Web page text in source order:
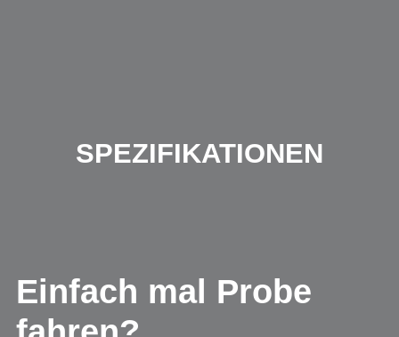
SPEZIFIKATIONEN
Einfach mal Probe